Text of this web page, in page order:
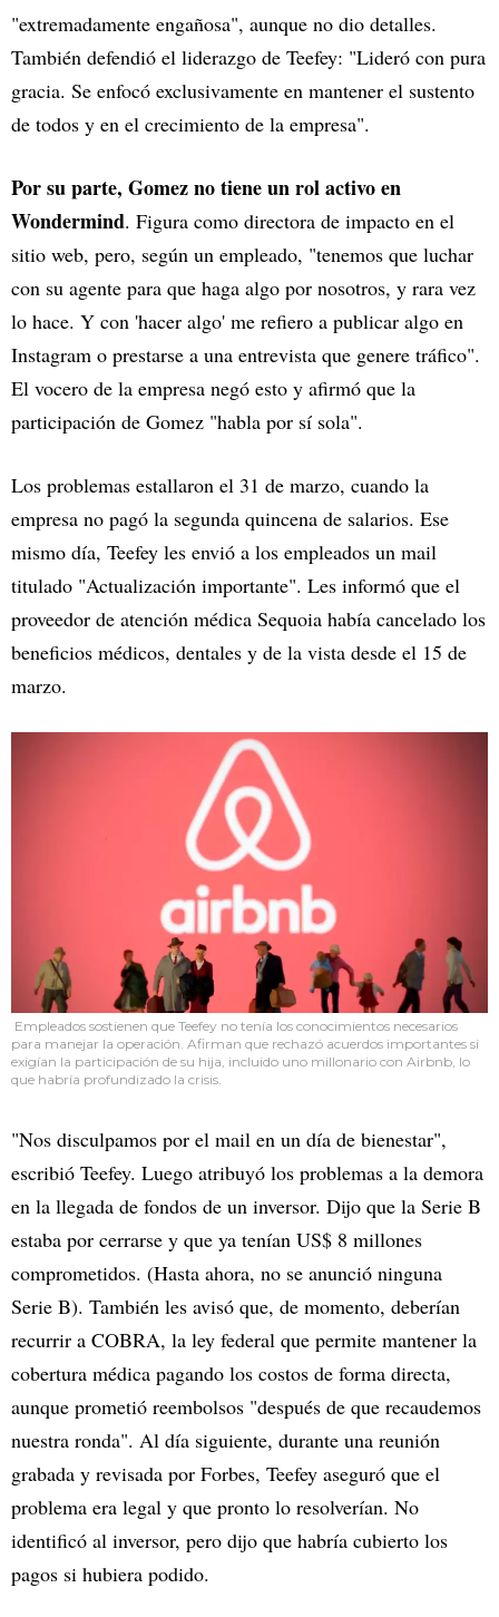
"extremadamente engañosa", aunque no dio detalles.
También defendió el liderazgo de Teefey: "Lideró con pura
gracia. Se enfocó exclusivamente en mantener el sustento
de todos y en el crecimiento de la empresa".
Por su parte, Gomez no tiene un rol activo en
Wondermind. Figura como directora de impacto en el
sitio web, pero, según un empleado, "tenemos que luchar
con su agente para que haga algo por nosotros, y rara vez
lo hace. Y con 'hacer algo' me refiero a publicar algo en
Instagram o prestarse a una entrevista que genere tráfico".
El vocero de la empresa negó esto y afirmó que la
participación de Gomez "habla por sí sola".
Los problemas estallaron el 31 de marzo, cuando la
empresa no pagó la segunda quincena de salarios. Ese
mismo día, Teefey les envió a los empleados un mail
titulado "Actualización importante". Les informó que el
proveedor de atención médica Sequoia había cancelado los
beneficios médicos, dentales y de la vista desde el 15 de
marzo.
Empleados sostienen que Teefey no tenía los conocimientos necesarios
para manejar la operación. Afirman que rechazó acuerdos importantes si
exigían la participación de su hija, incluido uno millonario con Airbnb, lo
que habría profundizado la crisis.
"Nos disculpamos por el mail en un día de bienestar",
escribió Teefey. Luego atribuyó los problemas a la demora
en la llegada de fondos de un inversor. Dijo que la Serie B
estaba por cerrarse y que ya tenían US$ 8 millones
comprometidos. (Hasta ahora, no se anunció ninguna
Serie B). También les avisó que, de momento, deberían
recurrir a COBRA, la ley federal que permite mantener la
cobertura médica pagando los costos de forma directa,
aunque prometió reembolsos "después de que recaudemos
nuestra ronda". Al día siguiente, durante una reunión
grabada y revisada por Forbes, Teefey aseguró que el
problema era legal y que pronto lo resolverían. No
identificó al inversor, pero dijo que habría cubierto los
pagos si hubiera podido.